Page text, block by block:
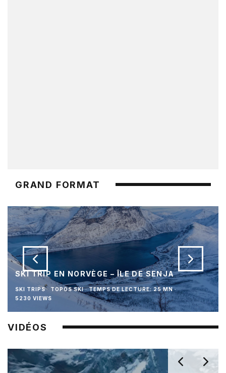
GRAND FORMAT
SKI TRIP EN NORVÈGE – ÎLE DE SENJA
SKI TRIPS TOPOS SKI · TEMPS DE LECTURE: 25 MN ·
5230 VIEWS
VIDÉOS